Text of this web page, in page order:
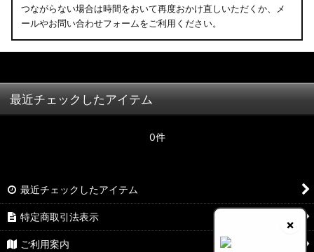
つながらない場合は時間をおいて再度おかけ直しいただくか、メ
ールやお問い合わせフォームをご利用ください。
×
最近チェックしたアイテム
0件
最近チェックしたアイテム
特定商取引法表示
ご利用案内